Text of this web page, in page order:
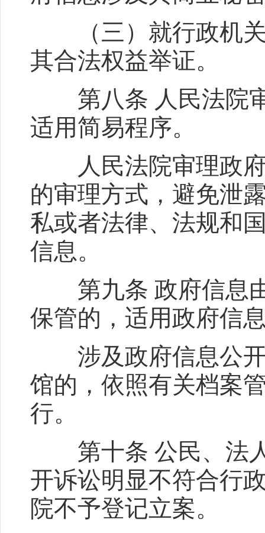
（三）就行政机关
其合法权益举证。
第八条 人民法院审
适用简易程序。
人民法院审理政府
的审理方式，避免泄
私或者法律、法规和
信息。
第九条 政府信息由
保管的，适用政府信
涉及政府信息公开
馆的，依照有关档案
行。
第十条 公民、法人
开诉讼明显不符合行
院不予登记立案。